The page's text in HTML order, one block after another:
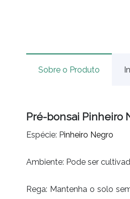
Sobre o Produto
Pré-bonsai Pinheiro
Espécie: Pinheiro Negro
Ambiente: Pode ser
Rega: Mantenha o solo